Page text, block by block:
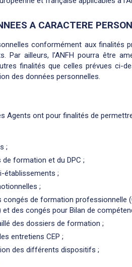
A CARACTERE
conformément aux finalités
Par ailleurs, l’ANFH pourra être
finalités que celles prévues ci-
des données personnelles.
Agents ont pour finalités de
;
formation et du DPC ;
établissements ;
;
congés de formation professionnelle
et des congés pour Bilan de
des dossiers de formation ;
entretiens CEP ;
des différents dispositifs ;